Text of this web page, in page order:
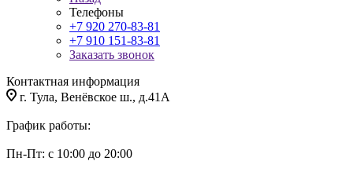
Телефоны
+7 920 270-83-81
+7 910 151-83-81
Заказать звонок
Контактная информация
г. Тула, Венёвское ш., д.41А
График работы:
Пн-Пт: с 10:00 до 20:00